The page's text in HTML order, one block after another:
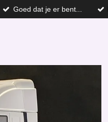
Goed dat je er bent...